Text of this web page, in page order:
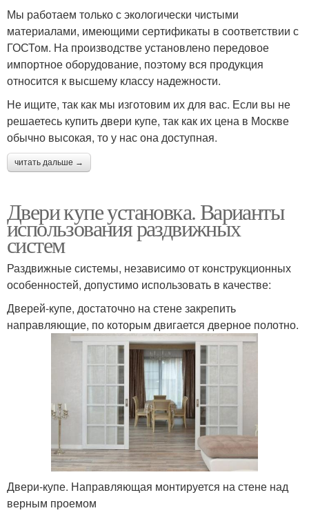
Мы работаем только с экологически чистыми
материалами, имеющими сертификаты в соответствии с
ГОСТом. На производстве установлено передовое
импортное оборудование, поэтому вся продукция
относится к высшему классу надежности.
Не ищите, так как мы изготовим их для вас. Если вы не
решаетесь купить двери купе, так как их цена в Москве
обычно высокая, то у нас она доступная.
читать дальше →
Двери купе установка. Варианты
использования раздвижных
систем
Раздвижные системы, независимо от конструкционных
особенностей, допустимо использовать в качестве:
Дверей-купе, достаточно на стене закрепить
направляющие, по которым двигается дверное полотно.
Двери-купе. Направляющая монтируется на стене над
верным проемом